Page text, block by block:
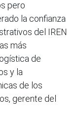
pero
la confianza
del IREN
más
de
y la
de los
gerente del